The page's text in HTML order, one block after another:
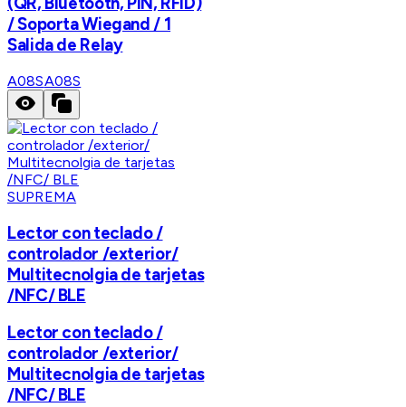
/ Soporta Wiegand / 1
Salida de Relay
A08SA08S
SUPREMA
Lector con teclado /
controlador /exterior/
Multitecnolgia de tarjetas
/NFC/ BLE
Lector con teclado /
controlador /exterior/
Multitecnolgia de tarjetas
/NFC/ BLE